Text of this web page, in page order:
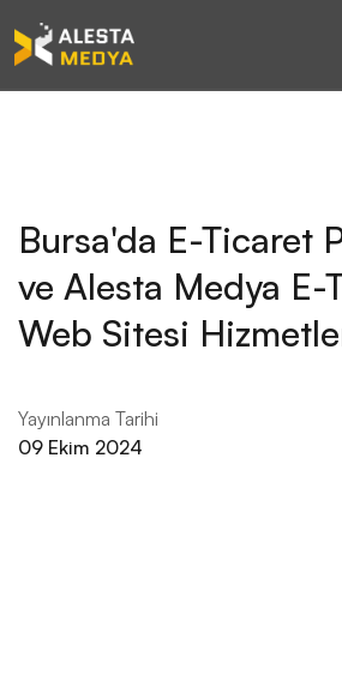
Bursa'da E-Ticaret
ve Alesta Medya E-
Web Sitesi
Yayınlanma Tarihi
09 Ekim 2024